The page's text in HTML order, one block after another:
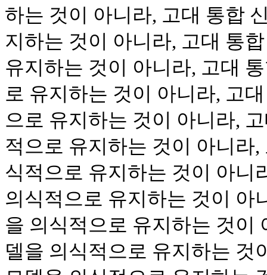
하는 것이 아니라, 고대 통합
지하는 것이 아니라, 고대 통
유지하는 것이 아니라, 고대
로 유지하는 것이 아니라, 고
으로 유지하는 것이 아니라,
적으로 유지하는 것이 아니라
식적으로 유지하는 것이 아니
의식적으로 유지하는 것이 아
을 의식적으로 유지하는 것이
델을 의식적으로 유지하는 것